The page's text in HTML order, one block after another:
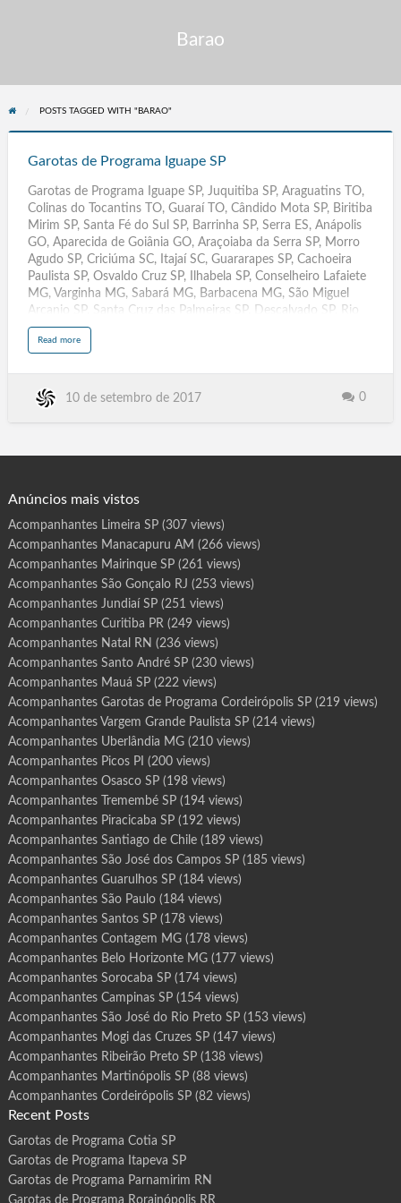
Barao
POSTS TAGGED WITH "BARAO"
Iguape
Garotas de Programa Iguape SP
Garotas de Programa Iguape SP, Juquitiba SP, Araguatins TO,
Colinas do Tocantins TO, Guaraí TO, Cândido Mota SP, Biritiba
Mirim SP, Santa Fé do Sul SP, Barrinha SP, Serra ES, Anápolis
GO, Aparecida de Goiânia GO, Araçoiaba da Serra SP, Morro
Agudo SP, Criciúma SC, Itajaí SC, Guararapes SP, Cachoeira
Paulista SP, Osvaldo Cruz SP, Ilhabela SP, Conselheiro Lafaiete
MG, Varginha MG, Sabará MG, Barbacena MG, São Miguel
Arcanjo SP, Santa Cruz das Palmeiras SP, Descalvado SP, Rio
das Pedras SP, Teófilo Otoni MG, Pouso Alegre MG, Patos de
Minas MG, Poços de Caldas MG, Ibaté SP, Iperó SP, Bariri
Paranapanema, Paranapua, Parapua, Pardinho, Pariquera-Acu,
Read morea
t
r
e
r
m
a
g
a
e
S
P
10 de setembro de 2017 0
Anúncios mais vistos
Acompanhantes Limeira SP(307 views)
Acompanhantes Manacapuru AM (266 views)
Acompanhantes Mairinque SP(261 views)
Acompanhantes São Gonçalo RJ (253 views)
Acompanhantes Jundiaí SP(251 views)
Acompanhantes Curitiba PR(249 views)
Acompanhantes Natal RN (236 views)
Acompanhantes Santo André SP(230 views)
Acompanhantes Mauá SP(222 views)
Acompanhantes Garotas de Programa Cordeirópolis SP(219 views)
Acompanhantes Vargem Grande Paulista SP(214 views)
Acompanhantes Uberlândia MG(210 views)
Acompanhantes Picos PI (200 views)
Acompanhantes Osasco SP(198 views)
Acompanhantes Tremembé SP(194 views)
Acompanhantes Piracicaba SP(192 views)
Acompanhantes Santiago de Chile(189 views)
Acompanhantes São José dos Campos SP(185 views)
Acompanhantes Guarulhos SP(184 views)
Acompanhantes São Paulo(184 views)
Acompanhantes Santos SP(178 views)
Acompanhantes Contagem MG(178 views)
Acompanhantes Belo Horizonte MG(177 views)
Acompanhantes Sorocaba SP(174 views)
Acompanhantes Campinas SP(154 views)
Acompanhantes São José do Rio Preto SP(153 views)
Acompanhantes Mogi das Cruzes SP(147 views)
Acompanhantes Ribeirão Preto SP(138 views)
Acompanhantes Martinópolis SP(88 views)
Acompanhantes Cordeirópolis SP(82 views)
Recent Posts
Garotas de Programa Cotia SP
Garotas de Programa Itapeva SP
Garotas de Programa Parnamirim RN